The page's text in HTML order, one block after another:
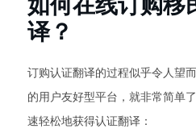
译？
订购认证翻译的过程似乎令人望
的用户友好型平台，就非常简单
速轻松地获得认证翻译：